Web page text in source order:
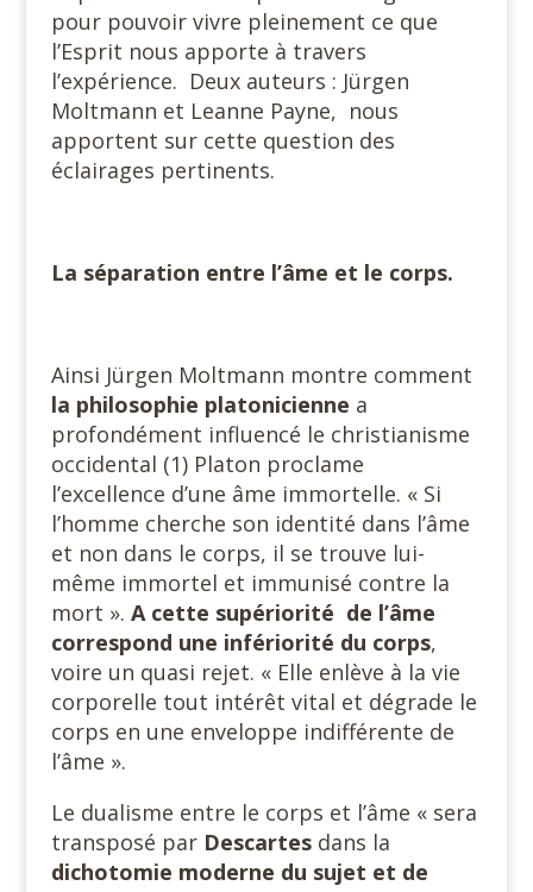
pour pouvoir vivre pleinement ce que
l’Esprit nous apporte à travers
l’expérience. Deux auteurs : Jürgen
Moltmann et Leanne Payne, nous
apportent sur cette question des
éclairages pertinents.
La séparation entre l’âme et le corps.
Ainsi Jürgen Moltmann montre comment
la philosophie platonicienne a
profondément influencé le christianisme
occidental (1) Platon proclame
l’excellence d’une âme immortelle. « Si
l’homme cherche son identité dans l’âme
et non dans le corps, il se trouve lui-
même immortel et immunisé contre la
mort ». A cette supériorité de l’âme
correspond une infériorité du corps,
voire un quasi rejet. « Elle enlève à la vie
corporelle tout intérêt vital et dégrade le
corps en une enveloppe indifférente de
l’âme ».
Le dualisme entre le corps et l’âme « sera
transposé par Descartesdans la
dichotomie moderne du sujet et de